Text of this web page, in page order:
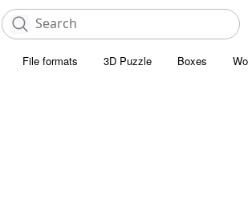
File formats 3D Puzzle Boxes